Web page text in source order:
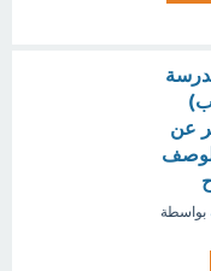
ب)
عن
بواسطة